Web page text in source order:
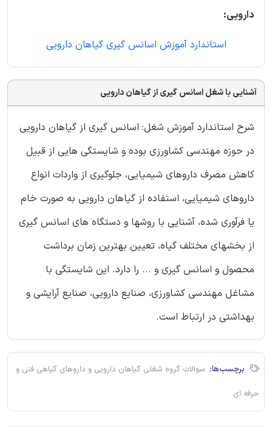
دارویی:
استاندارد آموزش اسانس گیری گیاهان دارویی
آشنایی با شغل اسانس گیری از گیاهان دارویی
شرح استاندارد آموزش شغل: اسانس گیری از گیاهان دارویی
در حوزه مهندسی کشاورزی بوده و شایستگی هایی از قبیل
کاهش مصرف داروهای شیمیایی، جلوگیری از واردات انواع
داروهای شیمیایی، استفاده از گیاهان دارویی به صورت خام
یا فرآوری شده، آشنایی با روشها و دستگاه های اسانس گیری
از بخشهای مختلف گیاه، تعیین بهترین زمان برداشت
محصول و اسانس گیری و ... را دارد. این شایستگی با
مشاغل مهندسی کشاورزی، صنایع دارویی، صنایع آرایشی و
بهداشتی در ارتباط است.
برچسب‌ها: سوالات گروه شغلی گیاهان دارویی و داروهای گیاهی فنی و
حرفه ای